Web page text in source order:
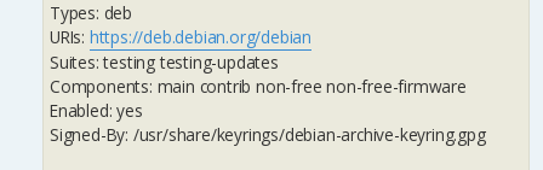
Types: deb
URIs: https://deb.debian.org/debian
Suites: testing testing-updates
Components: main contrib non-free non-free-firmware
Enabled: yes
Signed-By: /usr/share/keyrings/debian-archive-keyring.gpg